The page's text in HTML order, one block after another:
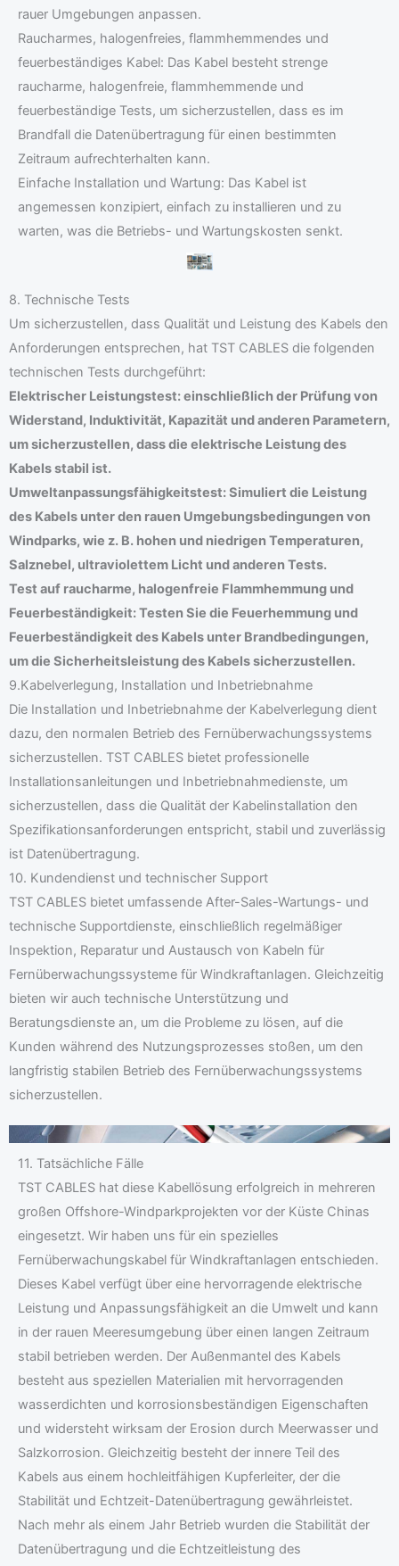
rauer Umgebungen anpassen.
Raucharmes, halogenfreies, flammhemmendes und
feuerbeständiges Kabel: Das Kabel besteht strenge
raucharme, halogenfreie, flammhemmende und
feuerbeständige Tests, um sicherzustellen, dass es im
Brandfall die Datenübertragung für einen bestimmten
Zeitraum aufrechterhalten kann.
Einfache Installation und Wartung: Das Kabel ist
angemessen konzipiert, einfach zu installieren und zu
warten, was die Betriebs- und Wartungskosten senkt.
8. Technische Tests
Um sicherzustellen, dass Qualität und Leistung des Kabels den
Anforderungen entsprechen, hat TST CABLES die folgenden
technischen Tests durchgeführt:
Elektrischer Leistungstest: einschließlich der Prüfung von
Widerstand, Induktivität, Kapazität und anderen Parametern,
um sicherzustellen, dass die elektrische Leistung des
Kabels stabil ist.
Umweltanpassungsfähigkeitstest: Simuliert die Leistung
des Kabels unter den rauen Umgebungsbedingungen von
Windparks, wie z. B. hohen und niedrigen Temperaturen,
Salznebel, ultraviolettem Licht und anderen Tests.
Test auf raucharme, halogenfreie Flammhemmung und
Feuerbeständigkeit: Testen Sie die Feuerhemmung und
Feuerbeständigkeit des Kabels unter Brandbedingungen,
um die Sicherheitsleistung des Kabels sicherzustellen.
9.Kabelverlegung, Installation und Inbetriebnahme
Die Installation und Inbetriebnahme der Kabelverlegung dient
dazu, den normalen Betrieb des Fernüberwachungssystems
sicherzustellen. TST CABLES bietet professionelle
Installationsanleitungen und Inbetriebnahmedienste, um
sicherzustellen, dass die Qualität der Kabelinstallation den
Spezifikationsanforderungen entspricht, stabil und zuverlässig
ist Datenübertragung.
10. Kundendienst und technischer Support
TST CABLES bietet umfassende After-Sales-Wartungs- und
technische Supportdienste, einschließlich regelmäßiger
Inspektion, Reparatur und Austausch von Kabeln für
Fernüberwachungssysteme für Windkraftanlagen. Gleichzeitig
bieten wir auch technische Unterstützung und
Beratungsdienste an, um die Probleme zu lösen, auf die
Kunden während des Nutzungsprozesses stoßen, um den
langfristig stabilen Betrieb des Fernüberwachungssystems
sicherzustellen.
11. Tatsächliche Fälle
TST CABLES hat diese Kabellösung erfolgreich in mehreren
großen Offshore-Windparkprojekten vor der Küste Chinas
eingesetzt. Wir haben uns für ein spezielles
Fernüberwachungskabel für Windkraftanlagen entschieden.
Dieses Kabel verfügt über eine hervorragende elektrische
Leistung und Anpassungsfähigkeit an die Umwelt und kann
in der rauen Meeresumgebung über einen langen Zeitraum
stabil betrieben werden. Der Außenmantel des Kabels
besteht aus speziellen Materialien mit hervorragenden
wasserdichten und korrosionsbeständigen Eigenschaften
und widersteht wirksam der Erosion durch Meerwasser und
Salzkorrosion. Gleichzeitig besteht der innere Teil des
Kabels aus einem hochleitfähigen Kupferleiter, der die
Stabilität und Echtzeit-Datenübertragung gewährleistet.
Nach mehr als einem Jahr Betrieb wurden die Stabilität der
Datenübertragung und die Echtzeitleistung des